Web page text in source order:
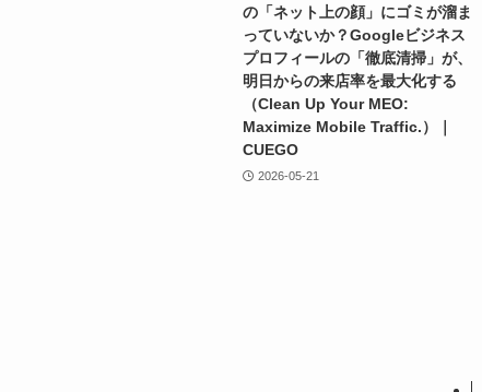
の「ネット上の顔」にゴミが溜ま
っていないか？Googleビジネス
プロフィールの「徹底清掃」が、
明日からの来店率を最大化する
（Clean Up Your MEO:
Maximize Mobile Traffic.）｜
CUEGO
2026-05-21